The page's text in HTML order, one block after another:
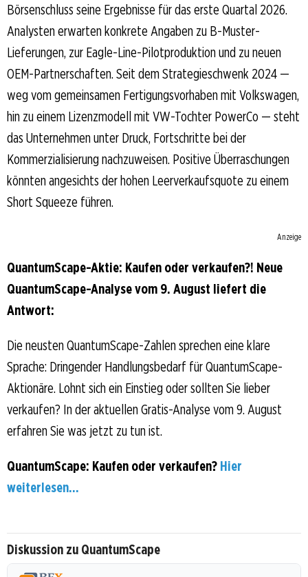
Börsenschluss seine Ergebnisse für das erste Quartal 2026.
Analysten erwarten konkrete Angaben zu B-Muster-
Lieferungen, zur Eagle-Line-Pilotproduktion und zu neuen
OEM-Partnerschaften. Seit dem Strategieschwenk 2024 —
weg vom gemeinsamen Fertigungsvorhaben mit Volkswagen,
hin zu einem Lizenzmodell mit VW-Tochter PowerCo — steht
das Unternehmen unter Druck, Fortschritte bei der
Kommerzialisierung nachzuweisen. Positive Überraschungen
könnten angesichts der hohen Leerverkaufsquote zu einem
Short Squeeze führen.
Anzeige
QuantumScape-Aktie: Kaufen oder verkaufen?! Neue
QuantumScape-Analyse vom 9. August liefert die
Antwort:
Die neusten QuantumScape-Zahlen sprechen eine klare
Sprache: Dringender Handlungsbedarf für QuantumScape-
Aktionäre. Lohnt sich ein Einstieg oder sollten Sie lieber
verkaufen? In der aktuellen Gratis-Analyse vom 9. August
erfahren Sie was jetzt zu tun ist.
QuantumScape: Kaufen oder verkaufen? Hier
weiterlesen...
Diskussion zu QuantumScape